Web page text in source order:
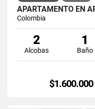
Colombia
2
Alcobas
1
Baño
$1.600.000